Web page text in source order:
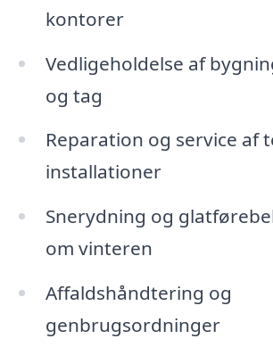
kontorer
Vedligeholdelse af
og tag
Reparation og service af
installationer
Snerydning og
om vinteren
Affaldshåndtering og
genbrugsordninger